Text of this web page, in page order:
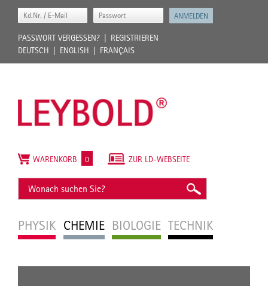
PASSWORT VERGESSEN?
REGISTRIEREN
DEUTSCH
ENGLISH FRANÇAIS
PHYSIK CHEMIE BIOLOGIE TECHNIK
ZUR LD-WEBSEITE
WARENKORB 0